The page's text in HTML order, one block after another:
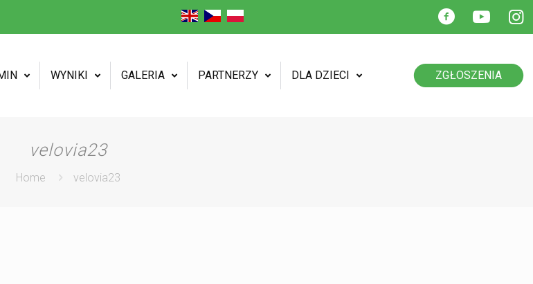
WYNIKI GALERIA PARTNERZY DLA DZIECI ZGŁOSZENIA
velovia23
Home velovia23